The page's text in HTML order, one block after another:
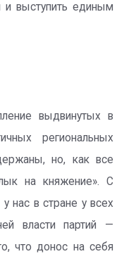
и выступить единым
выдвинутых в
региональных
но, как все
на княжение». С
нас в стране у всех
власти партий —
что донос на себя